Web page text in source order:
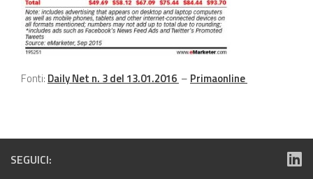
Fonti: Daily Net n. 3 del 13.01.2016 – Primaonline
SEGUICI: